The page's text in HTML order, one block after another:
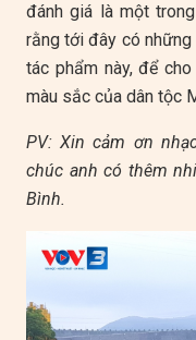
đánh giá là một
rằng tới đây có
tác phẩm này, để
màu sắc của dân tộc
PV: Xin cảm ơn
chúc anh có thêm
Bình.